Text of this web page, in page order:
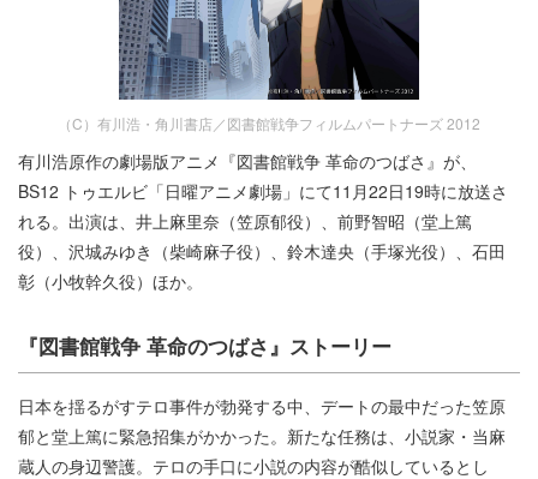
（C）有川浩・角川書店／図書館戦争フィルムパートナーズ 2012
有川浩原作の劇場版アニメ『図書館戦争 革命のつばさ』が、
BS12 トゥエルビ「日曜アニメ劇場」にて11月22日19時に放送さ
れる。出演は、井上麻里奈（笠原郁役）、前野智昭（堂上篤
役）、沢城みゆき（柴崎麻子役）、鈴木達央（手塚光役）、石田
彰（小牧幹久役）ほか。
『図書館戦争 革命のつばさ』ストーリー
日本を揺るがすテロ事件が勃発する中、デートの最中だった笠原
郁と堂上篤に緊急招集がかかった。新たな任務は、小説家・当麻
蔵人の身辺警護。テロの手口に小説の内容が酷似しているとし